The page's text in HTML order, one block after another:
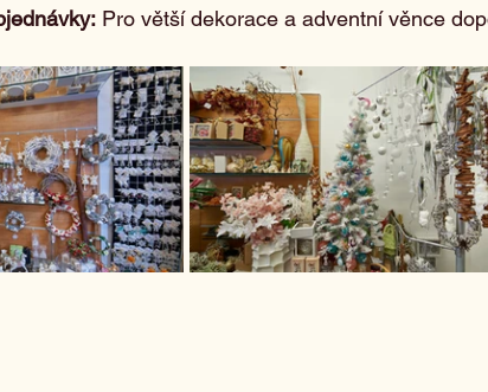
Pro větší dekorace a adventní věnce